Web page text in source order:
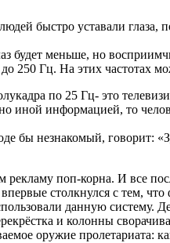
быстро уставали глаза,
будет меньше, но
250 Гц. На этих частотах
по 25 Гц- это
иной информацией, то
бы незнакомый, говорит:
поп-корна. И все
столкнулся с тем,
данную
и колонны
оружие пролетариата: